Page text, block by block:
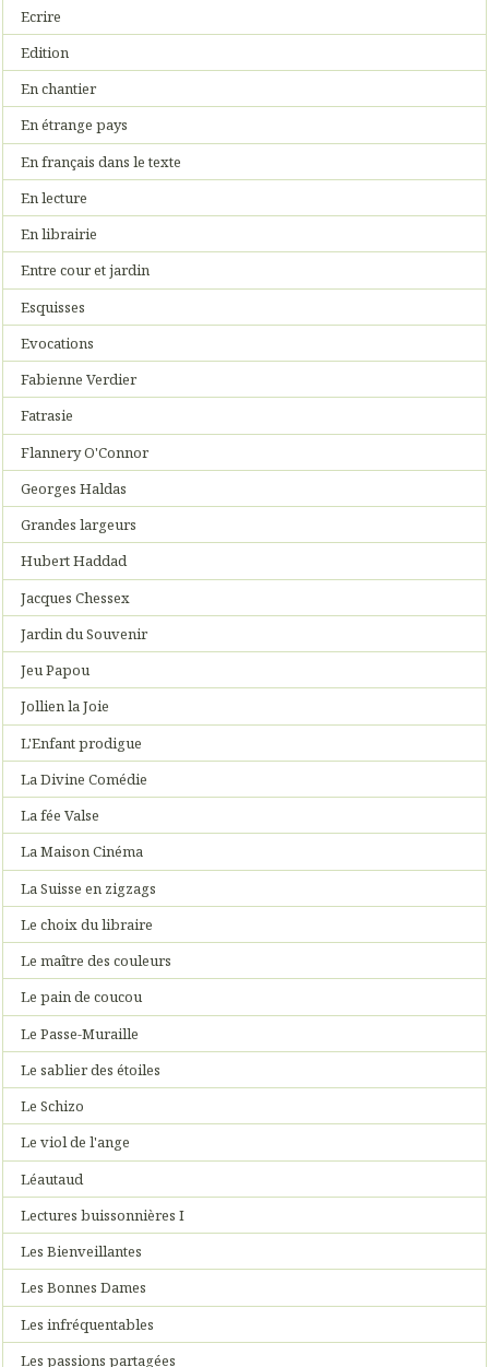
Ecrire
Edition
En chantier
En étrange pays
En français dans le texte
En lecture
En librairie
Entre cour et jardin
Esquisses
Evocations
Fabienne Verdier
Fatrasie
Flannery O'Connor
Georges Haldas
Grandes largeurs
Hubert Haddad
Jacques Chessex
Jardin du Souvenir
Jeu Papou
Jollien la Joie
L'Enfant prodigue
La Divine Comédie
La fée Valse
La Maison Cinéma
La Suisse en zigzags
Le choix du libraire
Le maître des couleurs
Le pain de coucou
Le Passe-Muraille
Le sablier des étoiles
Le Schizo
Le viol de l'ange
Léautaud
Lectures buissonnières I
Les Bienveillantes
Les Bonnes Dames
Les infréquentables
Les passions partagées